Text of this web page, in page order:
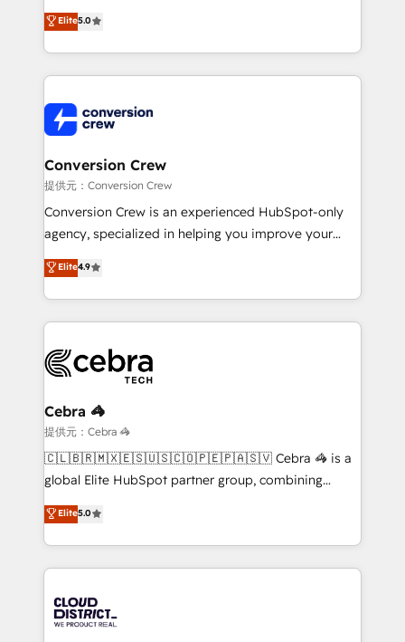
relationships. Your success is our success, and we’re
all in this together! From startup to enterprise, we’ll
what matters most: growing your business and
wowing your customers. Let’s make HubSpot work
processes into a seamless, high-performing revenue
engine. We combine RevOps strategy with deep
technical execution to help teams scale faster—with
cleaner data, smarter automation, and more
Implementation & Migration · Native & Custom
Integrations · Custom Development · CPQ & FSM ·
Reporting & Analytics · GTM Architecture · Sales &
Marketing Enablement If you’re ready to elevate
HubSpot from “just your CRM” to your growth
infrastructure—let’s talk.
Elite5.0
Conversion Crew
提供元：Conversion Crew
Conversion Crew is an experienced HubSpot-only
agency, specialized in helping you improve your
online processes. This means we help you with: -
Implementing HubSpot (CRM, Marketing, Sales,
Service and Operations) - Developing fast, good-
looking websites in the HubSpot CMS - Building
systems you use You need a clear method to reach
your goals. Therefore, we take a critical look at your
current processes together, from which we create a
focused action plan. By implementing these steps in
your day-to-day business, you will start to see
results fast. This creates space for growth! Want to
meeting!
Elite4.9
Cebra 🦓
提供元：Cebra 🦓
🇨🇱🇧🇷🇲🇽🇪🇸🇺🇸🇨🇴🇵🇪🇵🇦🇸🇻 Cebra 🦓 is a
global Elite HubSpot partner group, combining
technology, marketing and media expertise across
Latin America and Southern Europe, with teams
across 9 countries. Born in Chile, we combine local
insight with international reach to help businesses
HubSpot implementations, building end-to-end
solutions that integrate CRM, AI automation, inbound
Elite5.0